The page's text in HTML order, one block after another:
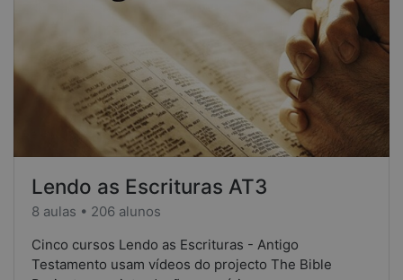
Lendo as Escrituras AT3
8 aulas • 206 alunos
Cinco cursos Lendo as Escrituras - Antigo
Testamento usam vídeos do projecto The Bible